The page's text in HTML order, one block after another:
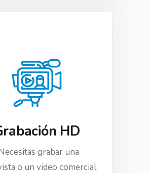
HD
grabar una
o un video comercial